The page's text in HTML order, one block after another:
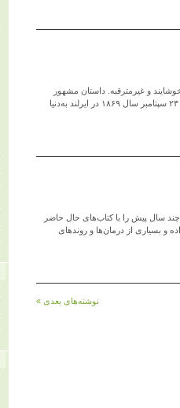
و غیرمترقبه. داستان مشهور
شدن یک زن ایرلندی مهاجر آمریکا هم در نوع خود شنیدنی است. مری مالون (Mary Mallon) در ۲۳ سپتامبر سال ۱۸۶۹ در ایرلند به‌دنیا
است تکست‌بوک‌های پزشکی چند سال پیش را با کتاب‌های حال حاضر
و بسیاری از درمان‌ها و روندهای
نوشته‌های بعدی »